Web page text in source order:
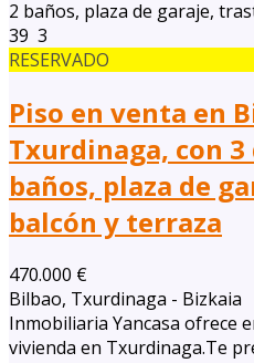
39 3
RESERVADO
Piso en venta en
Txurdinaga, con
baños, plaza de
balcón y terraza
470.000 €
Bilbao, Txurdinaga - Bizkaia
Inmobiliaria Yancasa ofrece
vivienda en Txurdinaga.Te